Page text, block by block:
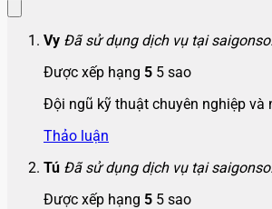
Vy Đã sử dụng dịch vụ tại
Được xếp hạng 5 5 sao
Đội ngũ kỹ thuật chuyên nghiệp và
Thảo luận
Tú Đã sử dụng dịch vụ tại
Được xếp hạng 5 5 sao